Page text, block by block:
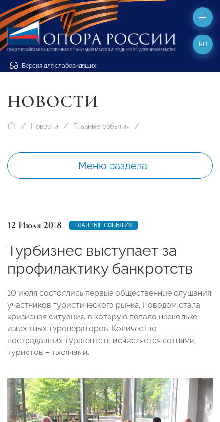
Версия для слабовидящих
RU
НОВОСТИ
Новости Главные события
Меню раздела
12 Июля 2018 ГЛАВНЫЕ СОБЫТИЯ
Турбизнес выступает за
профилактику банкротств
10 июля состоялись первые общественные слушания
участников туристического рынка. Поводом стала
кризисная ситуация, в которую попало несколько
известных туроператоров. Количество
пострадавших турагентств исчисляется сотнями,
туристов – тысячами.